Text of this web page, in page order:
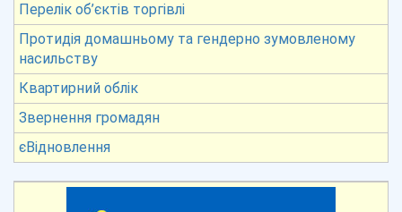
Перелік об’єктів торгівлі
Протидія домашньому та гендерно зумовленому
насильству
Квартирний облік
Звернення громадян
єВідновлення